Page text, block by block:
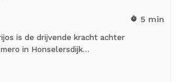
timer 5 min
is de drijvende kracht achter
in Honselersdijk…